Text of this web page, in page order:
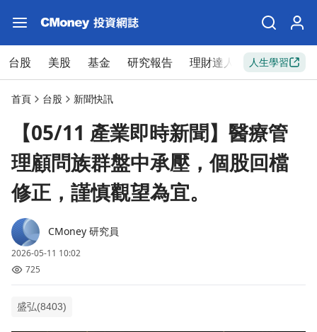
台股 美股 基金 研究報告 理財達人 新手入門
人生學習
首頁 台股 新聞快訊
【05/11 產業即時新聞】醫療管
理顧問族群盤中承壓，個股回檔
修正，謹慎觀望為宜。
CMoney 研究員
2026-05-11 10:02
725
盛弘(8403)